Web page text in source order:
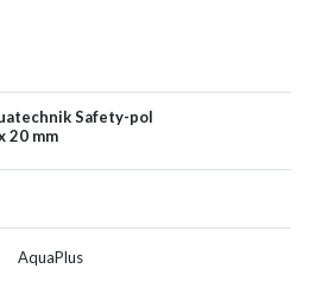
Safety-pol
20 mm
AquaPlus